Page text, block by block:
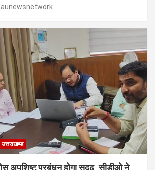
उत्तराखण्ड
अपशिष्ट प्रबंधन होगा सुदृढ़, सीडीओ ने